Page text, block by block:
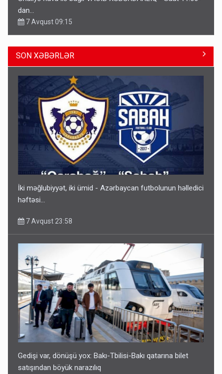
dan…
7 Avqust 09:15
Gedişi var, dönüşü yox: Bakı-Tbilisi-Bakı qatarına bilet
satışından böyük narazılıq
Geri çağırılan səfir Abel Məhərrəmovun oğludur - DOSYE
7 Avqust 14:07
SON XƏBƏRLƏR
İki məğlubiyyət, iki ümid - Azərbaycan futbolunun həlledici
həftəsi...
7 Avqust 23:58
Gedişi var, dönüşü yox: Bakı-Tbilisi-Bakı qatarına bilet
satışından böyük narazılıq